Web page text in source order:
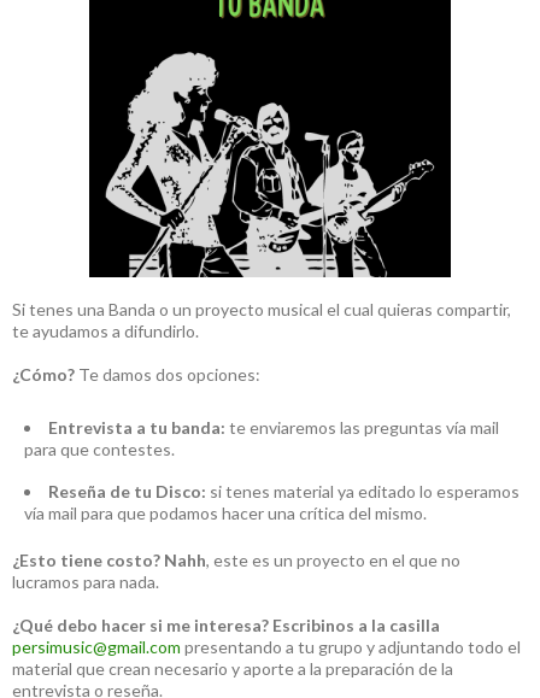
Si tenes una Banda o un proyecto musical el cual quieras compartir,
te ayudamos a difundirlo.
¿Cómo? Te damos dos opciones:
Entrevista a tu banda: te enviaremos las preguntas vía mail
para que contestes.
Reseña de tu Disco: si tenes material ya editado lo esperamos
vía mail para que podamos hacer una crítica del mismo.
¿Esto tiene costo? Nahh, este es un proyecto en el que no
lucramos para nada.
¿Qué debo hacer si me interesa? Escribinos a la casilla
persimusic@gmail.com presentando a tu grupo y adjuntando todo el
material que crean necesario y aporte a la preparación de la
entrevista o reseña.